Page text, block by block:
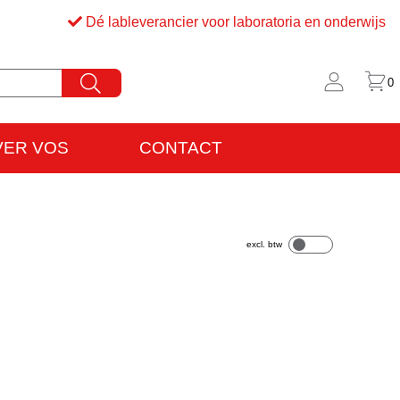
Dé lableverancier voor laboratoria en onderwijs
0
VOS CONTACT